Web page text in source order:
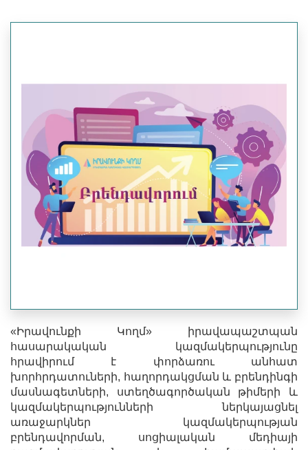
«Իրավունքի Կողմ» իրավապաշտպան
հասարակական կազմակերպությունը
հրավիրում է փորձառու անհատ
խորհրդատուների, հաղորդակցման և բրենդինգի
մասնագետների, ստեղծագործական թիմերի և
կազմակերպությունների ներկայացնել
առաջարկներ կազմակերպության
բրենդավորման,
սոցիալական մեդիայի